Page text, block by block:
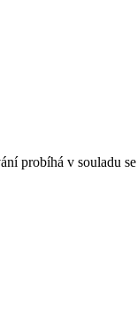
probíhá v souladu se